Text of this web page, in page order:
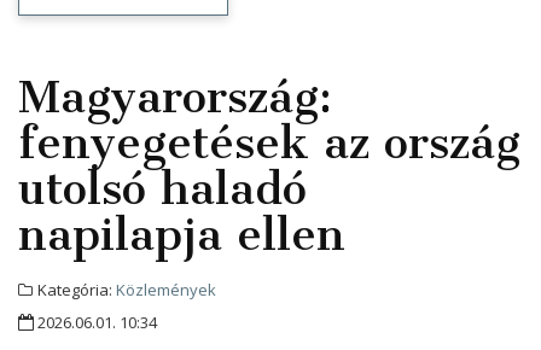
Magyarország:
fenyegetések az ország
utolsó haladó
napilapja ellen
Kategória: Közlemények
2026.06.01. 10:34